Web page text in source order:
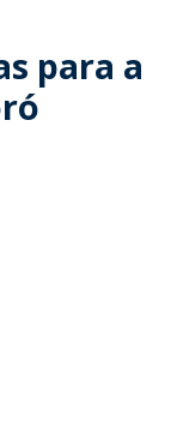
para a